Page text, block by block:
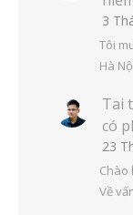
3
Tôi
Hà
Tai
có
23
Chào
Về